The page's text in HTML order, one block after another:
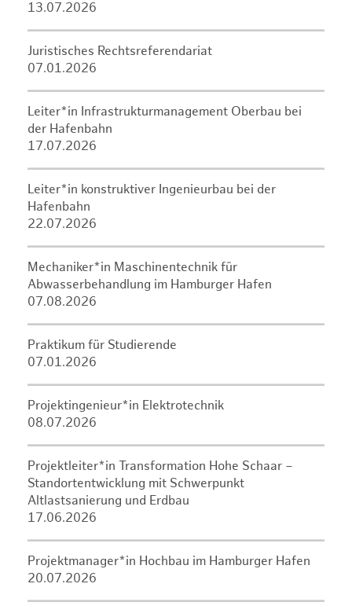
13.07.2026
Juristisches Rechtsreferendariat
07.01.2026
Leiter*in Infrastrukturmanagement Oberbau bei
der Hafenbahn
17.07.2026
Leiter*in konstruktiver Ingenieurbau bei der
Hafenbahn
22.07.2026
Mechaniker*in Maschinentechnik für
Abwasserbehandlung im Hamburger Hafen
07.08.2026
Praktikum für Studierende
07.01.2026
Projektingenieur*in Elektrotechnik
08.07.2026
Projektleiter*in Transformation Hohe Schaar –
Standortentwicklung mit Schwerpunkt
Altlastsanierung und Erdbau
17.06.2026
Projektmanager*in Hochbau im Hamburger Hafen
20.07.2026